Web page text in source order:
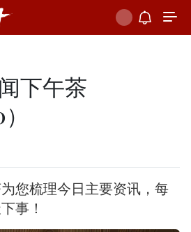
下午茶
您梳理今日主要资讯，每
事！